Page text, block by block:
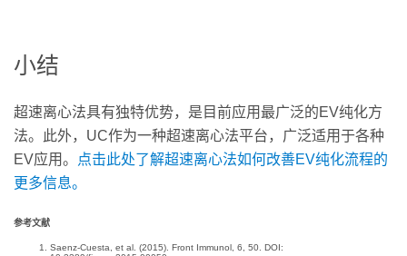
小结
超速离心法具有独特优势，是目前应用最广泛的EV纯化方
法。此外，UC作为一种超速离心法平台，广泛适用于各种
EV应用。
点击此处了解超速离心法如何改善EV纯化流程的
更多信息。
参考文献
Saenz-Cuesta, et al. (2015). Front Immunol, 6, 50. DOI: